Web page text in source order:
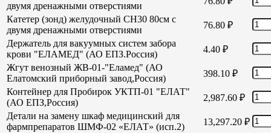
двумя дренажными отверстиями
Катетер (зонд) желудочный СН30 80см с
двумя дренажными отверстиями
76.80 ₽
Держатель для вакуумных систем забора
крови "ЕЛАМЕД" (АО ЕПЗ.Россия)
4.40 ₽
Жгут венозный ЖВ-01-"Еламед" (АО
Елатомский приборный завод,Россия)
398.10 ₽
Контейнер для Пробирок УКТП-01 "ЕЛАТ"
(АО ЕПЗ,Россия)
2,987.60 ₽
Детали на замену шкаф медицинский для
фармпрепаратов ШМФ-02 «ЕЛАТ» (исп.2)
13,297.20 ₽